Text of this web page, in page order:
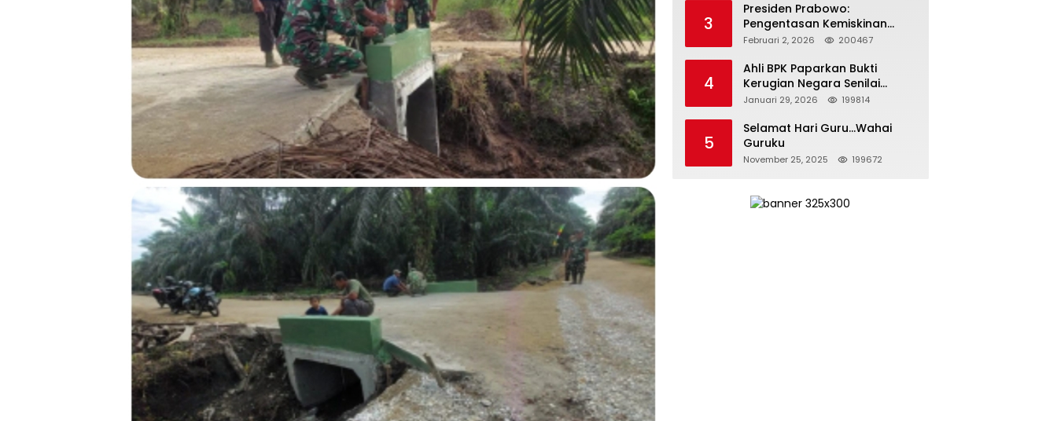
3
Presiden Prabowo:
Pengentasan Kemiskinan
Butuh Persatuan dan
Bertanggung Jawab
Februari 2, 2026 200467
4
Ahli BPK Paparkan Bukti
Kerugian Negara Senilai
Rp285 Triliun dalam
Pertamina
Januari 29, 2026 199814
5
Selamat Hari Guru…Wahai
Guruku
November 25, 2025 199672